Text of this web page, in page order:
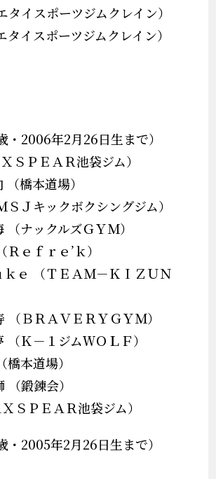
タイスポーツジムクレイン）
タイスポーツジムクレイン）
・2006年2月26日生まで）
ＳＰＥＡＲ池袋ジム）
橋本道場）
ＳＪキックボクシングジム）
ナックルズＧＹＭ）
ｅｆｒｅ’ｋ）
ｅ （ＴＥＡＭ－ＫＩＺＵＮ
ＢＲＡＶＥＲＹＧＹＭ）
Ｋ－１ジムＷＯＬＦ）
本道場）
鍛錬会）
ＳＰＥＡＲ池袋ジム）
・2005年2月26日生まで）